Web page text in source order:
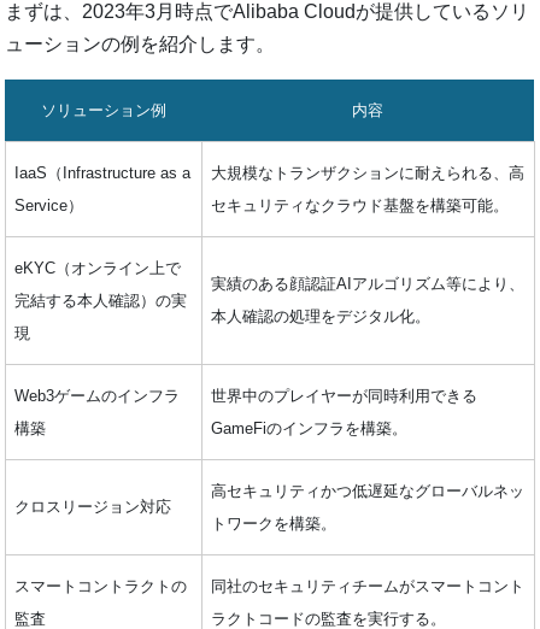
まずは、2023年3月時点でAlibaba Cloudが提供しているソリ
ューションの例を紹介します。
ソリューション例 内容
IaaS（Infrastructure as a
Service）
大規模なトランザクションに耐えられる、高
セキュリティなクラウド基盤を構築可能。
eKYC（オンライン上で
完結する本人確認）の実
現
実績のある顔認証AIアルゴリズム等により、
本人確認の処理をデジタル化。
Web3ゲームのインフラ
構築
世界中のプレイヤーが同時利用できる
GameFiのインフラを構築。
クロスリージョン対応
高セキュリティかつ低遅延なグローバルネッ
トワークを構築。
スマートコントラクトの
監査
同社のセキュリティチームがスマートコント
ラクトコードの監査を実行する。